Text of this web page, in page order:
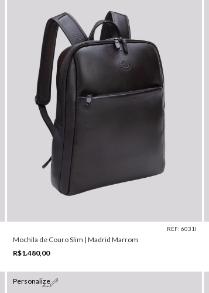
REF: 6031I
Mochila de Couro Slim | Madrid Marrom
R$1.480,00
Personalize